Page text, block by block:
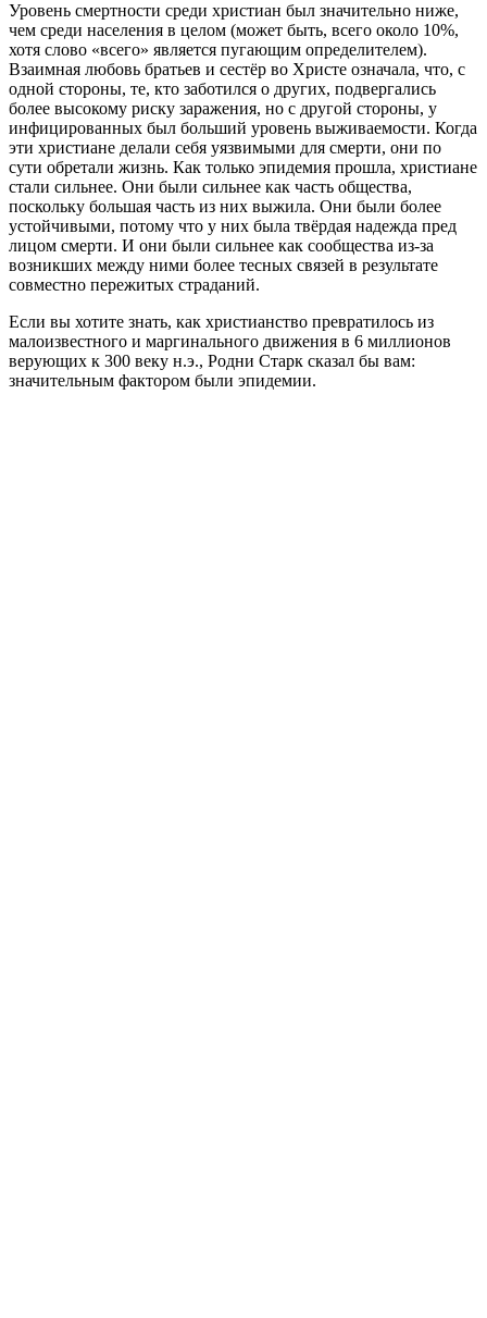
Уровень смертности среди христиан был значительно ниже,
чем среди населения в целом (может быть, всего около 10%,
хотя слово «всего» является пугающим определителем).
Взаимная любовь братьев и сестёр во Христе означала, что, с
одной стороны, те, кто заботился о других, подвергались
более высокому риску заражения, но с другой стороны, у
инфицированных был больший уровень выживаемости. Когда
эти христиане делали себя уязвимыми для смерти, они по
сути обретали жизнь. Как только эпидемия прошла, христиане
стали сильнее. Они были сильнее как часть общества,
поскольку большая часть из них выжила. Они были более
устойчивыми, потому что у них была твёрдая надежда пред
лицом смерти. И они были сильнее как сообщества из-за
возникших между ними более тесных связей в результате
совместно пережитых страданий.
Если вы хотите знать, как христианство превратилось из
малоизвестного и маргинального движения в 6 миллионов
верующих к 300 веку н.э., Родни Старк сказал бы вам:
значительным фактором были эпидемии.